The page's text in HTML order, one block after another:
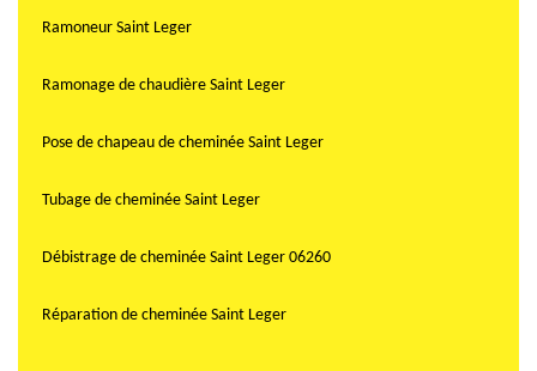
Ramoneur Saint Leger
Ramonage de chaudière Saint Leger
Pose de chapeau de cheminée Saint Leger
Tubage de cheminée Saint Leger
Débistrage de cheminée Saint Leger 06260
Réparation de cheminée Saint Leger